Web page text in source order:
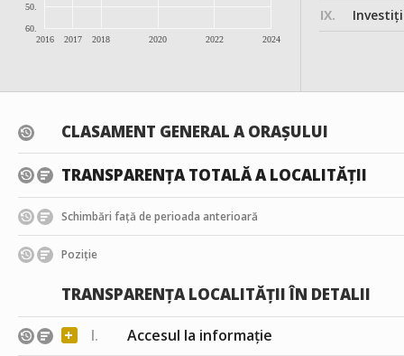
2016 2017 2018 2020 2022 2024
50.
60.
IX.
Investițiile,
CLASAMENT GENERAL A ORAȘULUI
TRANSPARENȚA TOTALĂ A LOCALITĂȚII
Schimbări față de perioada anterioară
Poziție
TRANSPARENȚA LOCALITĂȚII ÎN DETALII
+
I. Accesul la informație